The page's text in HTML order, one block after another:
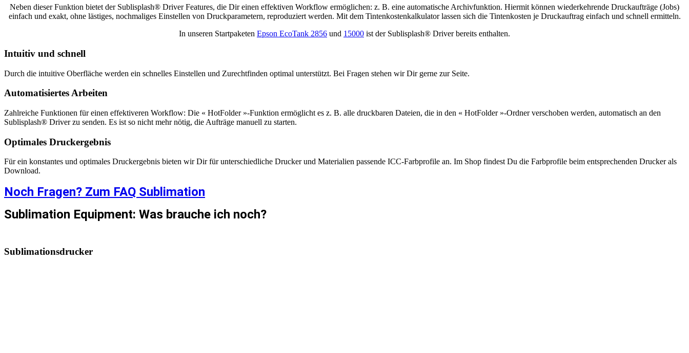
Neben dieser Funktion bietet der Sublisplash® Driver Features, die Dir einen effektiven Workflow ermöglichen: z. B. eine automatische Archivfunktion. Hiermit können wiederkehrende Druckaufträge (Jobs)
einfach und exakt, ohne lästiges, nochmaliges Einstellen von Druckparametern, reproduziert werden. Mit dem Tintenkostenkalkulator lassen sich die Tintenkosten je Druckauftrag einfach und schnell ermitteln.
In unseren Startpaketen Epson EcoTank 2856 und 15000 ist der Sublisplash® Driver bereits enthalten.
Intuitiv und schnell
Durch die intuitive Oberfläche werden ein schnelles Einstellen und Zurechtfinden optimal unterstützt. Bei Fragen stehen wir Dir gerne zur Seite.
Automatisiertes Arbeiten
Zahlreiche Funktionen für einen effektiveren Workflow: Die « HotFolder »-Funktion ermöglicht es z. B. alle druckbaren Dateien, die in den « HotFolder »-Ordner verschoben werden, automatisch an den
Sublisplash® Driver zu senden. Es ist so nicht mehr nötig, die Aufträge manuell zu starten.
Optimales Druckergebnis
Für ein konstantes und optimales Druckergebnis bieten wir Dir für unterschiedliche Drucker und Materialien passende ICC-Farbprofile an. Im Shop findest Du die Farbprofile beim entsprechenden Drucker als
Download.
Noch Fragen? Zum FAQ Sublimation
Sublimation Equipment: Was brauche ich noch?
Sublimationsdrucker